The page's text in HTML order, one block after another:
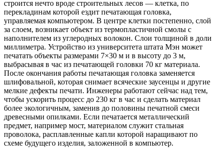
строится нечто вроде строительных лесов — клетка, по
перекладинам которой ездит печатающая головка,
управляемая компьютером. В центре клетки постепенно, слой
за слоем, возникает объект из термопластичной смолы с
наполнителем из углеродных волокон. Слои толщиной в доли
миллиметра. Устройство из университета штата Мэн может
печатать объекты размерами 7×30 м и в высоту до 3 м,
выбрасывая в час из печатающей головки 70 кг материала.
После окончания работы печатающая головка заменяется
шлифовальной, которая снимает всяческие заусенцы и другие
мелкие дефекты печати. Инженеры работают сейчас над тем,
чтобы ускорить процесс до 230 кг в час и сделать материал
более экологичным, заменив до половины печатной смеси
древесными опилками. Если печатается металлический
предмет, например мост, материалом служит стальная
проволока, расплавленные капли которой наращивают по
схеме будущего изделия, заложенной в компьютер.